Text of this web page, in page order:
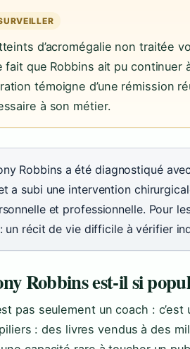
d’acromégalie non traitée
fait que Robbins ait pu
témoigne d’une rémission
à son métier.
Robbins a été diagnostiqué
a subi une intervention
et professionnelle. Pour
un récit de vie difficile à vérifier
Robbins est-il si
pas seulement un coach :
: des livres vendus à des